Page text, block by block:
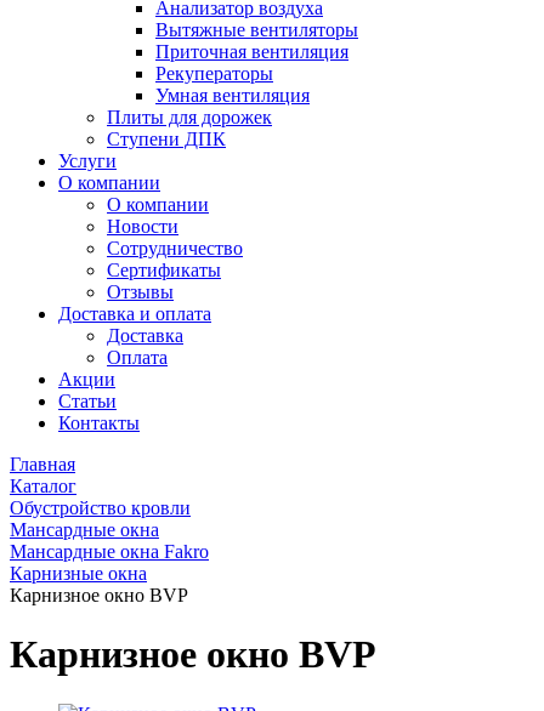
Анализатор воздуха
Вытяжные вентиляторы
Приточная вентиляция
Рекуператоры
Умная вентиляция
Плиты для дорожек
Ступени ДПК
Услуги
О компании
О компании
Новости
Сотрудничество
Сертификаты
Отзывы
Доставка и оплата
Доставка
Оплата
Акции
Статьи
Контакты
Главная
Каталог
Обустройство кровли
Мансардные окна
Мансардные окна Fakro
Карнизные окна
Карнизное окно BVP
Карнизное окно BVP